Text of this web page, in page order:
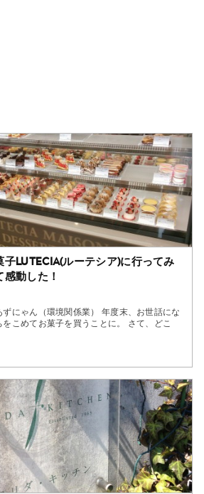
子Lutecia(ルーテシア)に行ってみ
動した！
にゃん（環境関係業） 年度末、お世話にな
こめてお菓子を買うことに。 さて、どこ